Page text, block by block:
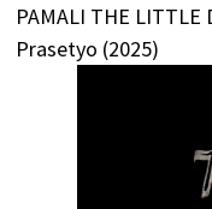
PAMALI THE LITTLE
Prasetyo (2025)